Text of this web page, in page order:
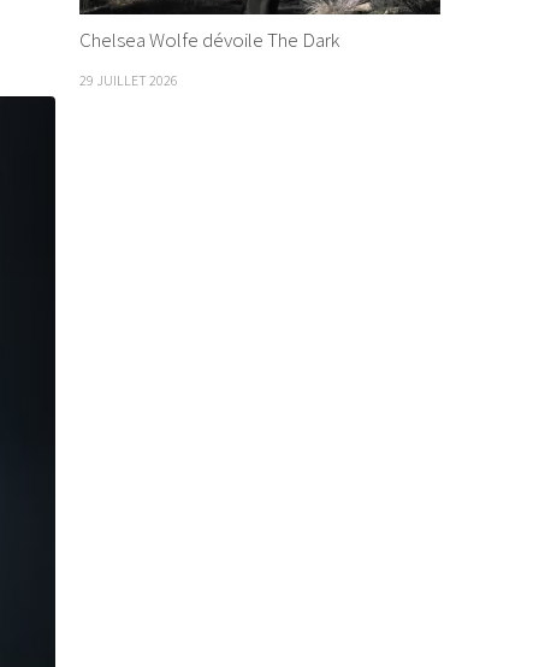
Chelsea Wolfe dévoile The Dark
29 JUILLET 2026